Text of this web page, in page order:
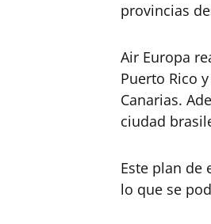
provincias
Air Europa
Puerto Rico
Canarias.
ciudad
Este plan de
lo que se